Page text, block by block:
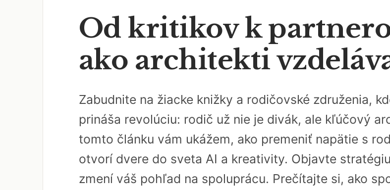
Od kritikov k
ako architekti
Zabudnite na žiacke knižky a rodičovské združenia,
prináša revolúciu: rodič už nie je divák, ale kľúčový
tomto článku vám ukážem, ako premeniť napätie s
otvorí dvere do sveta AI a kreativity. Objavte
zmení váš pohľad na spoluprácu. Prečítajte si, ako